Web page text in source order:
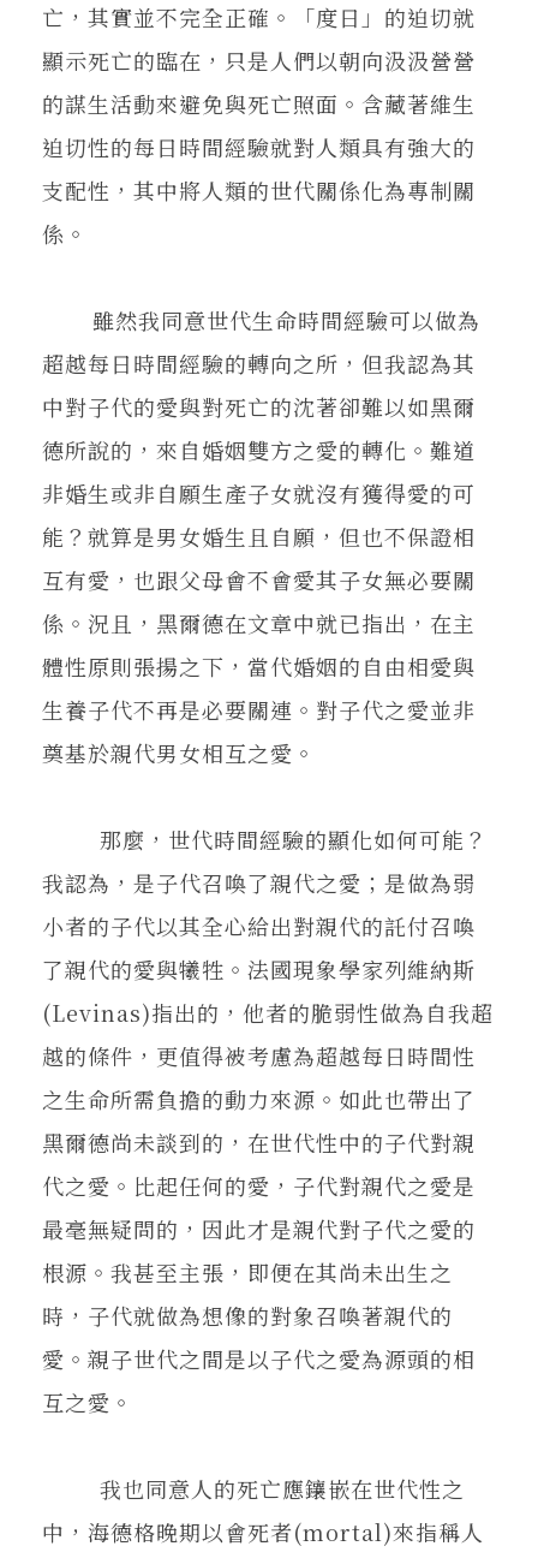
亡，其實並不完全正確。「度日」的迫切就
顯示死亡的臨在，只是人們以朝向汲汲營營
的謀生活動來避免與死亡照面。含藏著維生
迫切性的每日時間經驗就對人類具有強大的
支配性，其中將人類的世代關係化為專制關
係。
雖然我同意世代生命時間經驗可以做為
超越每日時間經驗的轉向之所，但我認為其
中對子代的愛與對死亡的沈著卻難以如黑爾
德所說的，來自婚姻雙方之愛的轉化。難道
非婚生或非自願生產子女就沒有獲得愛的可
能？就算是男女婚生且自願，但也不保證相
互有愛，也跟父母會不會愛其子女無必要關
係。況且，黑爾德在文章中就已指出，在主
體性原則張揚之下，當代婚姻的自由相愛與
生養子代不再是必要關連。對子代之愛並非
奠基於親代男女相互之愛。
那麼，世代時間經驗的顯化如何可能？
我認為，是子代召喚了親代之愛；是做為弱
小者的子代以其全心給出對親代的託付召喚
了親代的愛與犧牲。法國現象學家列維納斯
(Levinas)指出的，他者的脆弱性做為自我超
越的條件，更值得被考慮為超越每日時間性
之生命所需負擔的動力來源。如此也帶出了
黑爾德尚未談到的，在世代性中的子代對親
代之愛。比起任何的愛，子代對親代之愛是
最毫無疑問的，因此才是親代對子代之愛的
根源。我甚至主張，即便在其尚未出生之
時，子代就做為想像的對象召喚著親代的
愛。親子世代之間是以子代之愛為源頭的相
互之愛。
我也同意人的死亡應鑲嵌在世代性之
中，海德格晚期以會死者(mortal)來指稱人